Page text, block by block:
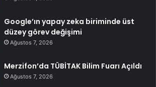
Google’ın yapay zeka biriminde üst
düzey görev değişimi
Ağustos 7, 2026
Merzifon’da TÜBİTAK Bilim Fuarı Açıldı
Ağustos 7, 2026